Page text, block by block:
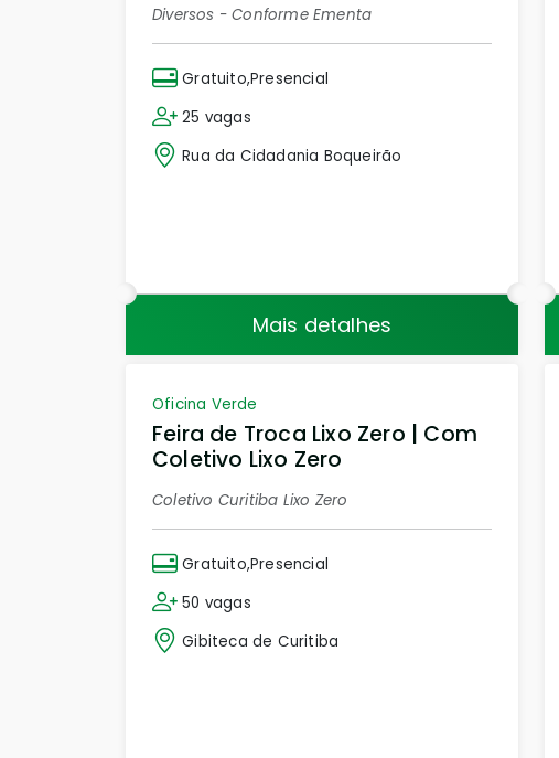
Diversos - Conforme Ementa
Gratuito,Presencial
25 vagas
Rua da Cidadania Boqueirão
Mais detalhes
Oficina Verde
Feira de Troca Lixo Zero | Com
Coletivo Lixo Zero
Coletivo Curitiba Lixo Zero
Gratuito,Presencial
50 vagas
Gibiteca de Curitiba